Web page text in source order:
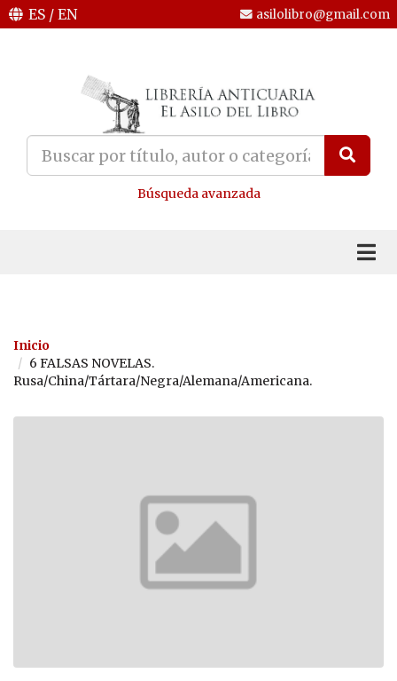
ES / EN asilolibro@gmail.com
Búsqueda avanzada
Inicio
6 FALSAS NOVELAS.
Rusa/China/Tártara/Negra/Alemana/Americana.